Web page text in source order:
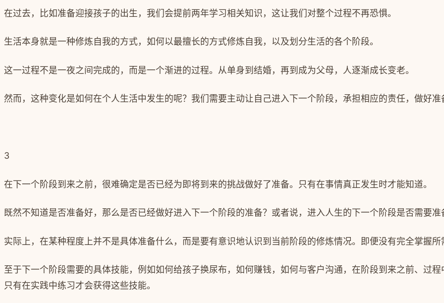
在过去，比如准备迎接孩子的出生，我们会提前两年学习相关知识，这让我们对整个过程不再恐惧。
生活本身就是一种修炼自我的方式，如何以最擅长的方式修炼自我，以及划分生活的各个阶段。
这一过程不是一夜之间完成的，而是一个渐进的过程。从单身到结婚，再到成为父母，人逐渐成长变老。
然而，这种变化是如何在个人生活中发生的呢？ 我们需要主动让自己进入下一个阶段，承担相应的责任，做好准
3
在下一个阶段到来之前，很难确定是否已经为即将到来的挑战做好了准备。只有在事情真正发生时才能知道。
既然不知道是否准备好，那么是否已经做好进入下一个阶段的准备？或者说，进入人生的下一个阶段是否需要准
实际上，在某种程度上并不是具体准备什么，而是要有意识地认识到当前阶段的修炼情况。即便没有完全掌握
至于下一个阶段需要的具体技能，例如如何给孩子换尿布，如何赚钱，如何与客户沟通，在阶段到来之前、过
只有在实践中练习才会获得这些技能。